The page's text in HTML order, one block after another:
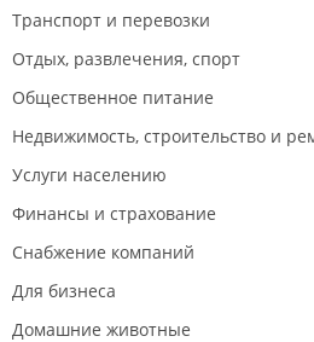
Транспорт и перевозки
Отдых, развлечения, спорт
Общественное питание
Недвижимость, строительство и
Услуги населению
Финансы и страхование
Снабжение компаний
Для бизнеса
Домашние животные